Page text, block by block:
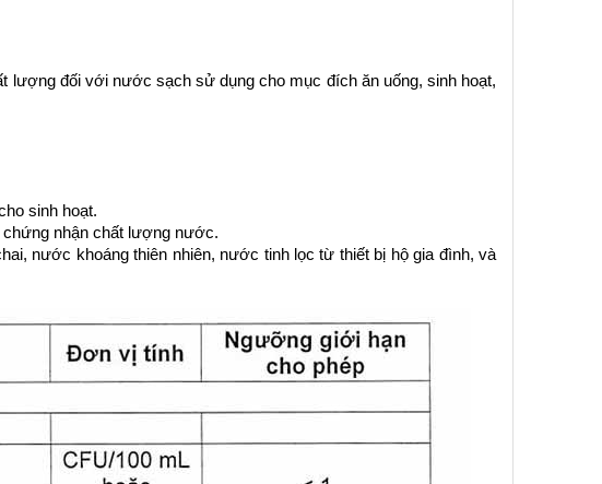
lượng đối với nước sạch sử dụng cho mục đích ăn uống, sinh hoạt,
sinh hoạt.
nhận chất lượng nước.
nước khoáng thiên nhiên, nước tinh lọc từ thiết bị hộ gia đình, và